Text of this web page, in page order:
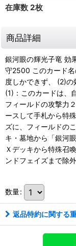
在庫数 2枚
商品詳細
銀河眼の輝光子竜 効
守2500 このカード名
度しかできず、 (2)の
(1)：このカードは、
フィールドの攻撃力
ースして手札から特
ズに、フィールドの
キ・墓地から「銀河
Ｘデッキから特殊召
ンドフェイズまで除外
数量:
返品特約に関する